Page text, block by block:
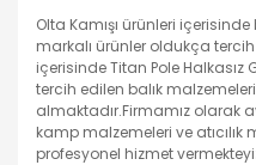
Olta Kamışı ürünleri
markalı ürünler oldukça
içerisinde Titan Pole Halkasız
tercih edilen balık
almaktadır.Firmamız olarak
kamp malzemeleri ve
profesyonel hizmet